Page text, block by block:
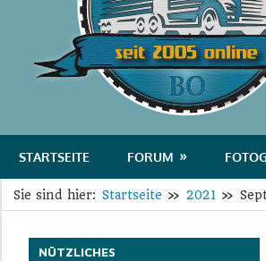
Das
Portal
für
Transport
Logistik
STARTSEITE FORUM
Sie sind hier: Startseite 2021
NÜTZLICHES